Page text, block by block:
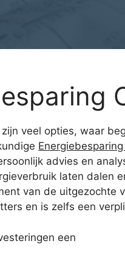
veel opties, waar
advies en
laten dalen
van de uitgezochte
en is zelfs een
een